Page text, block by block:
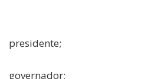
presidente;
governador;